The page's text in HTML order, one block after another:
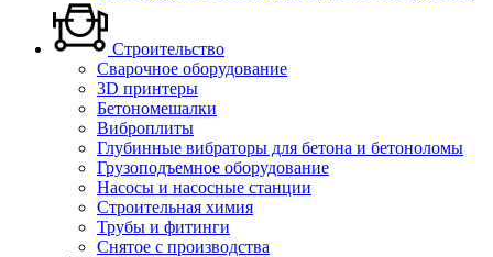
Строительство
Сварочное оборудование
3D принтеры
Бетономешалки
Виброплиты
Глубинные вибраторы для бетона и бетоноломы
Грузоподъемное оборудование
Насосы и насосные станции
Строительная химия
Трубы и фитинги
Снятое с производства